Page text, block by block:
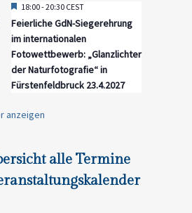
Hervorgehoben
18:00-20:30 CEST
Feierliche GdN-Siegerehrung
im internationalen
Fotowettbewerb: „Glanzlichter
der Naturfotografie“ in
Fürstenfeldbruck 23.4.2027
anzeigen
alle Termine